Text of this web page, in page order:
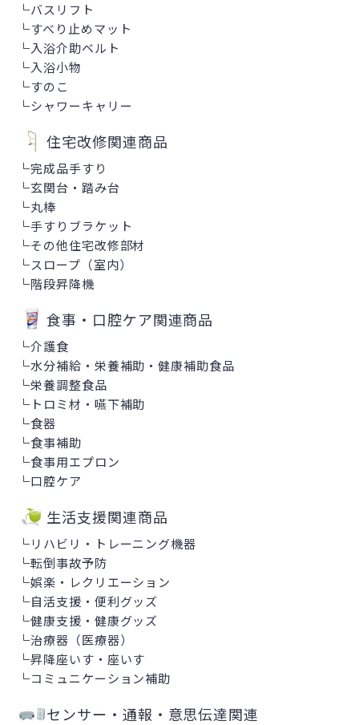
└バスリフト
└すべり止めマット
└入浴介助ベルト
└入浴小物
└すのこ
└シャワーキャリー
住宅改修関連商品
└完成品手すり
└玄関台・踏み台
└丸棒
└手すりブラケット
└その他住宅改修部材
└スロープ（室内）
└階段昇降機
食事・口腔ケア関連商品
└介護食
└水分補給・栄養補助・健康補助食品
└栄養調整食品
└ トロミ材・嚥下補助
└食器
└食事補助
└食事用エプロン
└口腔ケア
生活支援関連商品
└リハビリ・トレーニング機器
└転倒事故予防
└娯楽・レクリエーション
└自活支援・便利グッズ
└健康支援・健康グッズ
└治療器（医療器）
└昇降座いす・座いす
└コミュニケーション補助
センサー・通報・意思伝達関連